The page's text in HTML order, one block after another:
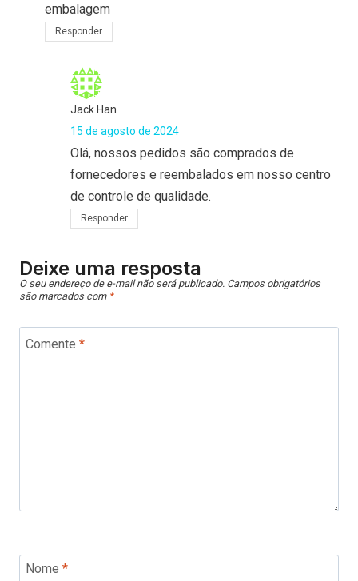
embalagem
Responder
Jack Han
15 de agosto de 2024
Olá, nossos pedidos são comprados de
fornecedores e reembalados em nosso centro
de controle de qualidade.
Responder
Deixe uma resposta
O seu endereço de e-mail não será publicado. Campos obrigatórios
são marcados com *
Comente *
Nome *